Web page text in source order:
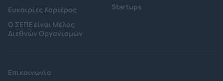
Ευκαιρίες Καριέρας
Ο ΣΕΠΕ είναι Μέλος
Διεθνών Οργανισμών
Startups
Επικοινωνία